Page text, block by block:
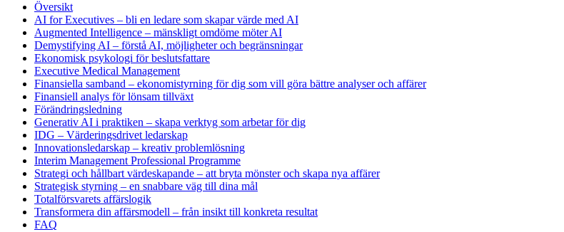
Översikt
AI for Executives – bli en ledare som skapar värde med AI
Augmented Intelligence – mänskligt omdöme möter AI
Demystifying AI – förstå AI, möjligheter och begränsningar
Ekonomisk psykologi för beslutsfattare
Executive Medical Management
Finansiella samband – ekonomistyrning för dig som vill göra bättre analyser och affärer
Finansiell analys för lönsam tillväxt
Förändringsledning
Generativ AI i praktiken – skapa verktyg som arbetar för dig
IDG – Värderingsdrivet ledarskap
Innovationsledarskap – kreativ problemlösning
Interim Management Professional Programme
Strategi och hållbart värdeskapande – att bryta mönster och skapa nya affärer
Strategisk styrning – en snabbare väg till dina mål
Totalförsvarets affärslogik
Transformera din affärsmodell – från insikt till konkreta resultat
FAQ